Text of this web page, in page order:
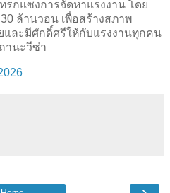
กแซงการจัดหาแรงงาน โดย
ล้านวอน เพื่อสร้างสภาพ
ละมีศักดิ์ศรีให้กับแรงงานทุกคน
านะวีซ่า